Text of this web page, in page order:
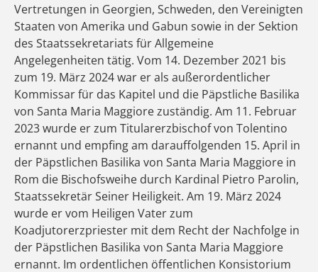
Vertretungen in Georgien, Schweden, den Vereinigten
Staaten von Amerika und Gabun sowie in der Sektion
des Staatssekretariats für Allgemeine
Angelegenheiten tätig. Vom 14. Dezember 2021 bis
zum 19. März 2024 war er als außerordentlicher
Kommissar für das Kapitel und die Päpstliche Basilika
von Santa Maria Maggiore zuständig. Am 11. Februar
2023 wurde er zum Titularerzbischof von Tolentino
ernannt und empfing am darauffolgenden 15. April in
der Päpstlichen Basilika von Santa Maria Maggiore in
Rom die Bischofsweihe durch Kardinal Pietro Parolin,
Staatssekretär Seiner Heiligkeit. Am 19. März 2024
wurde er vom Heiligen Vater zum
Koadjutorerzpriester mit dem Recht der Nachfolge in
der Päpstlichen Basilika von Santa Maria Maggiore
ernannt. Im ordentlichen öffentlichen Konsistorium